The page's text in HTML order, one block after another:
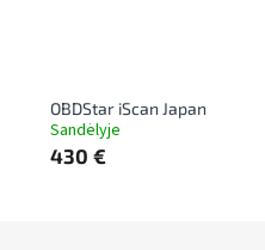
OBDStar iScan Japan
Sandėlyje
430 €